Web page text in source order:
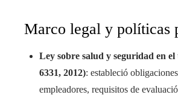
Marco legal y políticas
Ley sobre salud y seguridad en
6331, 2012): estableció
empleadores, requisitos de